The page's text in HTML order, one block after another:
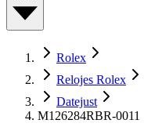
Rolex
Relojes Rolex
Datejust
M126284RBR-0011